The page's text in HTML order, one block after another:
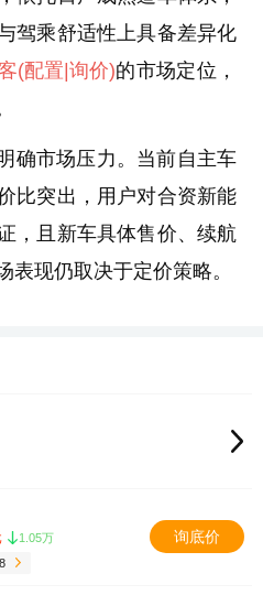
驾乘舒适性上具备差异化
(配置|询价)的市场定位，
确市场压力。当前自主车
比突出，用户对合资新能
，且新车具体售价、续航
表现仍取决于定价策略。
1.05万
询底价